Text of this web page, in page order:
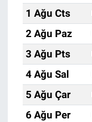
1 Ağu Cts
2 Ağu Paz
3 Ağu Pts
4 Ağu Sal
5 Ağu Çar
6 Ağu Per